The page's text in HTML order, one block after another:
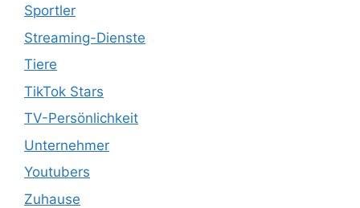
Sportler
Streaming-Dienste
Tiere
TikTok Stars
TV-Persönlichkeit
Unternehmer
Youtubers
Zuhause